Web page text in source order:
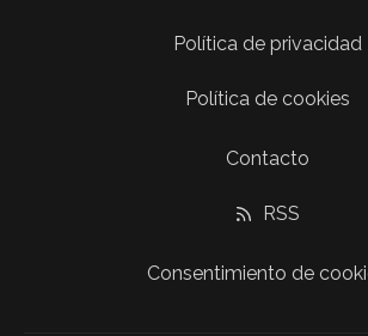
Política de privacidad
Política de cookies
Contacto
RSS
Consentimiento de